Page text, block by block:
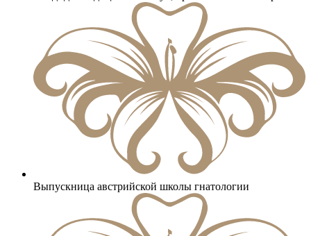
Выпускница австрийской школы гнатологии